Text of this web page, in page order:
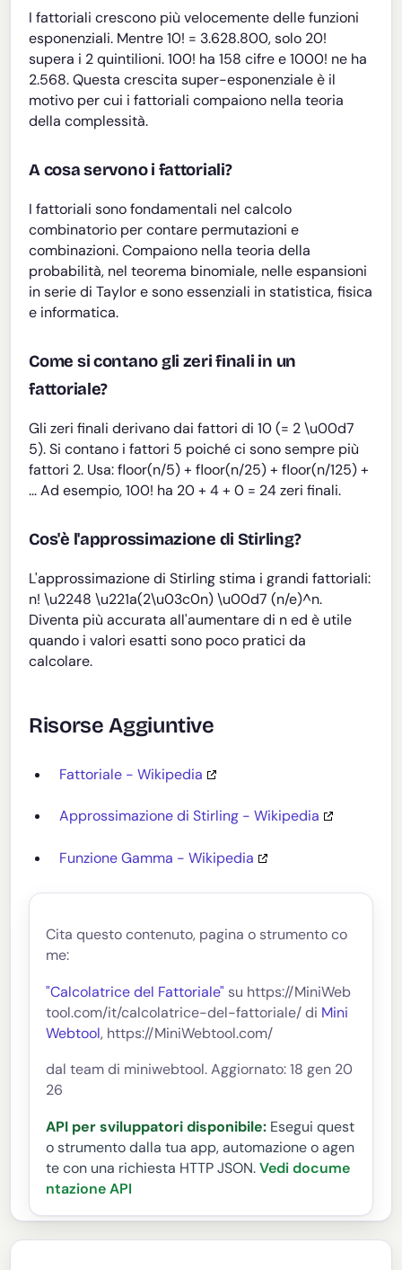
I fattoriali crescono più velocemente delle funzioni
esponenziali. Mentre 10! = 3.628.800, solo 20!
supera i 2 quintilioni. 100! ha 158 cifre e 1000! ne ha
2.568. Questa crescita super-esponenziale è il
motivo per cui i fattoriali compaiono nella teoria
della complessità.
A cosa servono i fattoriali?
I fattoriali sono fondamentali nel calcolo
combinatorio per contare permutazioni e
combinazioni. Compaiono nella teoria della
probabilità, nel teorema binomiale, nelle espansioni
in serie di Taylor e sono essenziali in statistica, fisica
e informatica.
Come si contano gli zeri finali in un
fattoriale?
Gli zeri finali derivano dai fattori di 10 (= 2 \u00d7
5). Si contano i fattori 5 poiché ci sono sempre più
fattori 2. Usa: floor(n/5) + floor(n/25) + floor(n/125) +
... Ad esempio, 100! ha 20 + 4 + 0 = 24 zeri finali.
Cos'è l'approssimazione di Stirling?
L'approssimazione di Stirling stima i grandi fattoriali:
n! \u2248 \u221a(2\u03c0n) \u00d7 (n/e)^n.
Diventa più accurata all'aumentare di n ed è utile
quando i valori esatti sono poco pratici da
calcolare.
Risorse Aggiuntive
Fattoriale - Wikipedia
Approssimazione di Stirling - Wikipedia
Funzione Gamma - Wikipedia
Cita questo contenuto, pagina o strumento co
me:
"Calcolatrice del Fattoriale" su https://MiniWeb
tool.com/it/calcolatrice-del-fattoriale/ di Mini
Webtool, https://MiniWebtool.com/
dal team di miniwebtool. Aggiornato: 18 gen 20
26
API per sviluppatori disponibile: Esegui quest
o strumento dalla tua app, automazione o agen
te con una richiesta HTTP JSON. Vedi docume
ntazione API